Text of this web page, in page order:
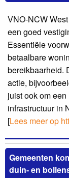
VNO-NCW
een goed
Essentiële
betaalbare
bereikbaarheid.
actie,
juist ook om
infrastructuur in
[Lees meer op
Gemeenten
duin- en